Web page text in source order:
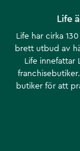
Life
Life har cirka
brett utbud av
Life innefattar
butiker för att